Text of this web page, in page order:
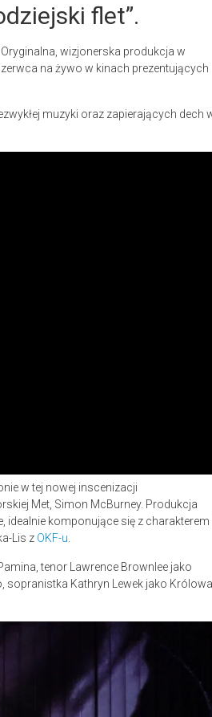
flet”.
wizjonerska produkcja w
na żywo w kinach prezentujących
muzyki oraz zapierających dech
w tej nowej inscenizacji
Met, Simon McBurney. Produkcja
komponujące się z charakterem
Lis z OKF-u.
tenor Lawrence Brownlee jako
sopranistka Kathryn Lewek jako Królowa